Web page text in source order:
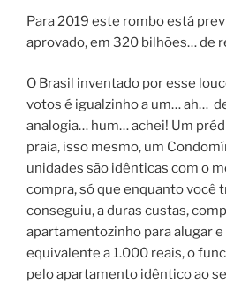
Para 2019 este rombo está
aprovado, em 320 bilhões… de
O Brasil inventado por esse
votos é igualzinho a um… ah…
analogia… hum… achei! Um
praia, isso mesmo, um
unidades são idênticas com o
compra, só que enquanto você
conseguiu, a duras custas,
apartamentozinho para alugar
equivalente a 1.000 reais, o
pelo apartamento idêntico ao